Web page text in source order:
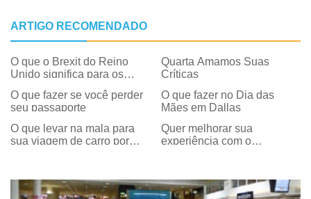
ARTIGO RECOMENDADO
O que o Brexit do Reino
Unido significa para os
Quarta Amamos Suas
Críticas
O que fazer se você perder
seu passaporte
O que fazer no Dia das
Mães em Dallas
O que levar na mala para
sua viagem de carro por
Quer melhorar sua
experiência com o